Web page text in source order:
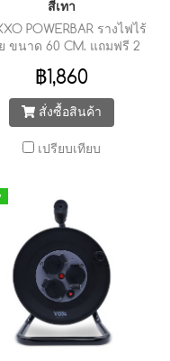
สีเทา
POWERBAR รางไฟไร้
ขนาด 60 CM. แถมฟรี 2
กล่อง
฿1,860
สั่งซื้อสินค้า
เปรียบเทียบ